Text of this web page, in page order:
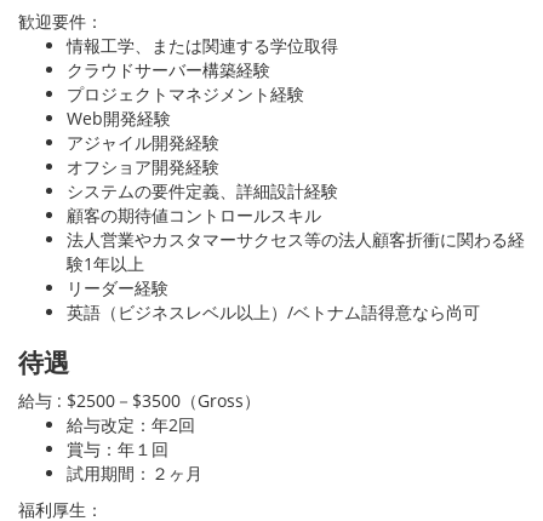
歓迎要件：
情報工学、または関連する学位取得
クラウドサーバー構築経験
プロジェクトマネジメント経験
Web開発経験
アジャイル開発経験
オフショア開発経験
システムの要件定義、詳細設計経験
顧客の期待値コントロールスキル
法人営業やカスタマーサクセス等の法人顧客折衝に関わる経
験1年以上
リーダー経験
英語（ビジネスレベル以上）/ベトナム語得意なら尚可
待遇
給与 : $2500－$3500（Gross）
給与改定：年2回
賞与：年１回
試用期間：２ヶ月
福利厚生：